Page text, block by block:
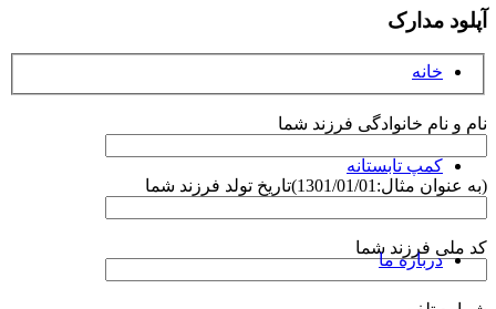
خانه
کمپ تابستانه
درباره ما
آپلود مدارک
نام و نام خانوادگی فرزند شما
(به عنوان مثال:1301/01/01)تاریخ تولد فرزند شما
کد ملی فرزند شما